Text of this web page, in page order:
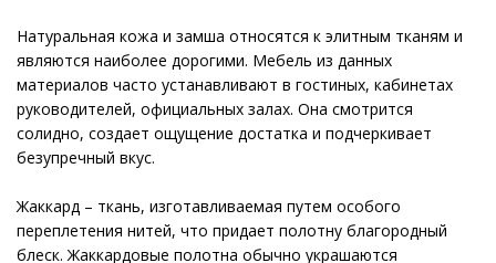
Натуральная кожа и замша относятся к элитным тканям и
являются наиболее дорогими. Мебель из данных
материалов часто устанавливают в гостиных, кабинетах
руководителей, официальных залах. Она смотрится
солидно, создает ощущение достатка и подчеркивает
безупречный вкус.
Жаккард – ткань, изготавливаемая путем особого
переплетения нитей, что придает полотну благородный
блеск. Жаккардовые полотна обычно украшаются